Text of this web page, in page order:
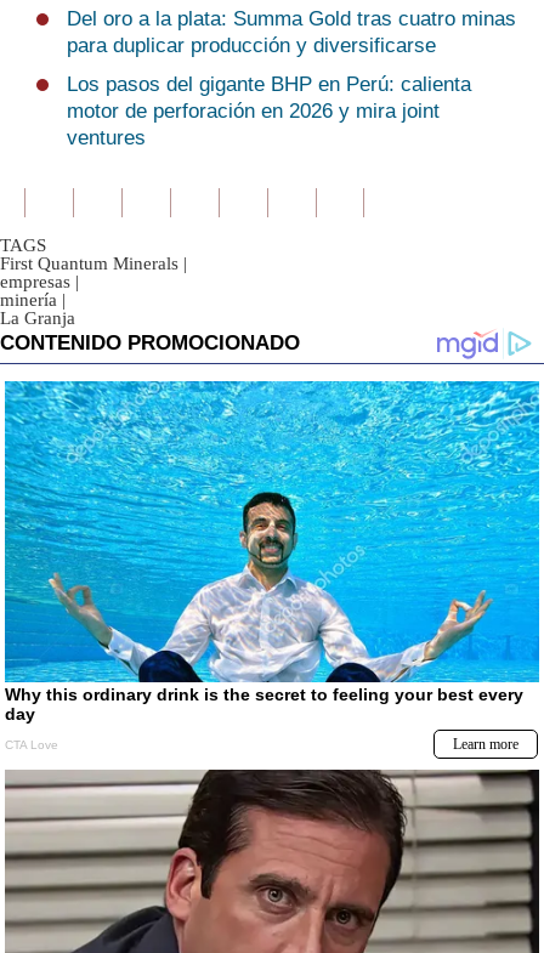
Del oro a la plata: Summa Gold tras cuatro minas
para duplicar producción y diversificarse
Los pasos del gigante BHP en Perú: calienta
motor de perforación en 2026 y mira joint
ventures
TAGS
First Quantum Minerals |
empresas |
minería |
La Granja